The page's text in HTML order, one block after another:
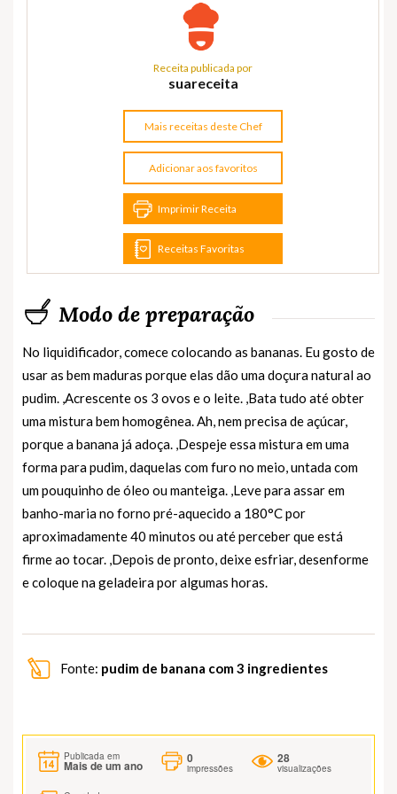
Receita publicada por
suareceita
Mais receitas deste Chef
Adicionar aos favoritos
Imprimir Receita
Receitas Favoritas
Modo de preparação
No liquidificador, comece colocando as bananas. Eu gosto de
usar as bem maduras porque elas dão uma doçura natural ao
pudim. ,Acrescente os 3 ovos e o leite. ,Bata tudo até obter
uma mistura bem homogênea. Ah, nem precisa de açúcar,
porque a banana já adoça. ,Despeje essa mistura em uma
forma para pudim, daquelas com furo no meio, untada com
um pouquinho de óleo ou manteiga. ,Leve para assar em
banho-maria no forno pré-aquecido a 180°C por
aproximadamente 40 minutos ou até perceber que está
firme ao tocar. ,Depois de pronto, deixe esfriar, desenforme
e coloque na geladeira por algumas horas.
Fonte: pudim de banana com 3 ingredientes
Publicada em
Mais de um ano
0
impressões
28
visualizações